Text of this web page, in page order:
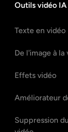
Outils vidéo IA
Texte en vidéo
De l'image à la
Effets vidéo
Améliorateur
Suppression